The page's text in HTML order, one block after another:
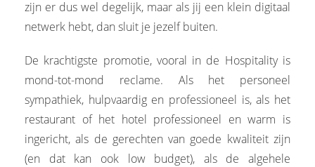
zijn er dus wel degelijk, maar als jij een klein digitaal
netwerk hebt, dan sluit je jezelf buiten.
De krachtigste promotie, vooral in de Hospitality is
mond-tot-mond reclame. Als het personeel
sympathiek, hulpvaardig en professioneel is, als het
restaurant of het hotel professioneel en warm is
ingericht, als de gerechten van goede kwaliteit zijn
(en dat kan ook low budget), als de algehele